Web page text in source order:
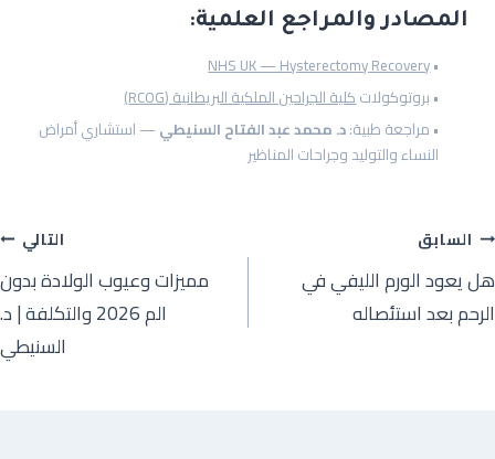
المصادر والمراجع العلمية:
•
NHS UK — Hysterectomy Recovery
• بروتوكولاتكلية الجراحين الملكية البريطانية (RCOG)
• مراجعة طبية:د. محمد عبد الفتاح السنيطي — استشاري أمراض
النساء والتوليد وجراحات المناظير
السابق
هل يعود الورم الليفي في
الرحم بعد استئصاله
التالي
مميزات وعيوب الولادة بدون
الم 2026 والتكلفة | د.
السنيطي